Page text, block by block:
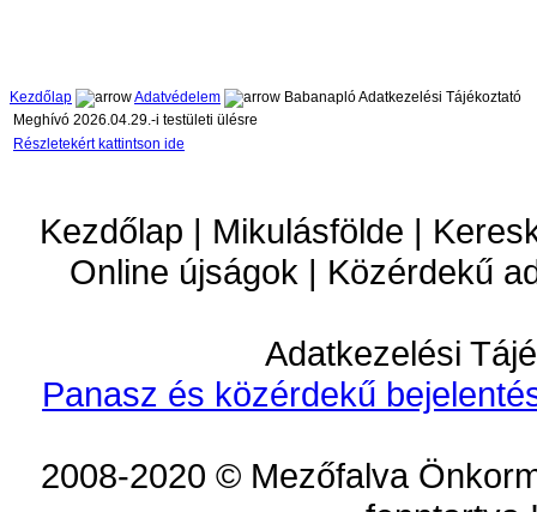
Kezdőlap Adatvédelem
Babanapló Adatkezelési Tájékoztató
Meghívó 2026.04.29.-i testületi ülésre
Részletekért kattintson ide
Kezdőlap | Mikulásfölde |
Online újságok | Közérdekű
Adatkezelési
Panasz és közérdekű
2008-2020 © Mezőfalva